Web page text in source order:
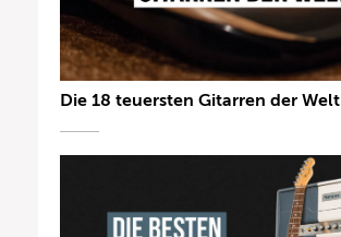
Die 18 teuersten Gitarren der Welt